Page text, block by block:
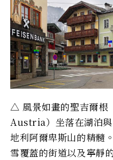
△ 風景如畫的聖吉爾
Austria）坐落在湖泊
地利阿爾卑斯山的精髓
雪覆蓋的街道以及寧靜